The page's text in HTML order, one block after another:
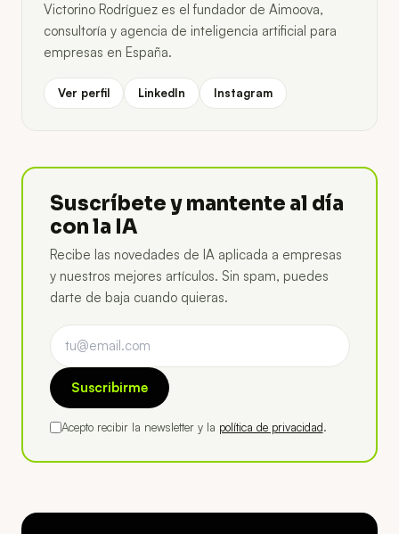
Victorino Rodríguez es el fundador de Aimoova,
consultoría y agencia de inteligencia artificial para
empresas en España.
Ver perfil LinkedIn Instagram
Suscríbete y mantente al día
con la IA
Recibe las novedades de IA aplicada a empresas
y nuestros mejores artículos. Sin spam, puedes
darte de baja cuando quieras.
Suscribirme
Acepto recibir la newsletter y la política de privacidad.